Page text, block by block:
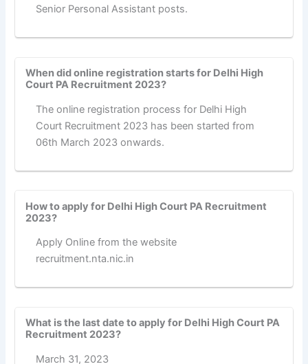
Senior Personal Assistant posts.
When did online registration starts for Delhi High
Court PA Recruitment 2023?
The online registration process for Delhi High
Court Recruitment 2023 has been started from
06th March 2023 onwards.
How to apply for Delhi High Court PA Recruitment
2023?
Apply Online from the website
recruitment.nta.nic.in
What is the last date to apply for Delhi High Court PA
Recruitment 2023?
March 31, 2023